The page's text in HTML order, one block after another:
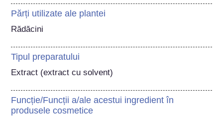
Părți utilizate ale plantei
Rădăcini
Tipul preparatului
Extract (extract cu solvent)
Funcție/Funcții a/ale acestui ingredient în
produsele cosmetice